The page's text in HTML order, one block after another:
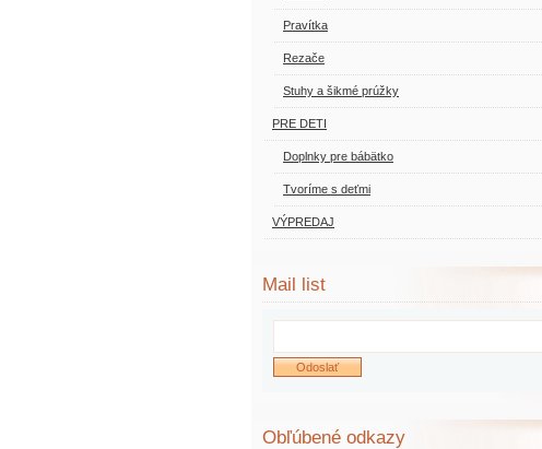
Pravítka
Rezače
Stuhy a šikmé prúžky
PRE DETI
Doplnky pre bábätko
Tvoríme s deťmi
VÝPREDAJ
Mail list
Obľúbené odkazy